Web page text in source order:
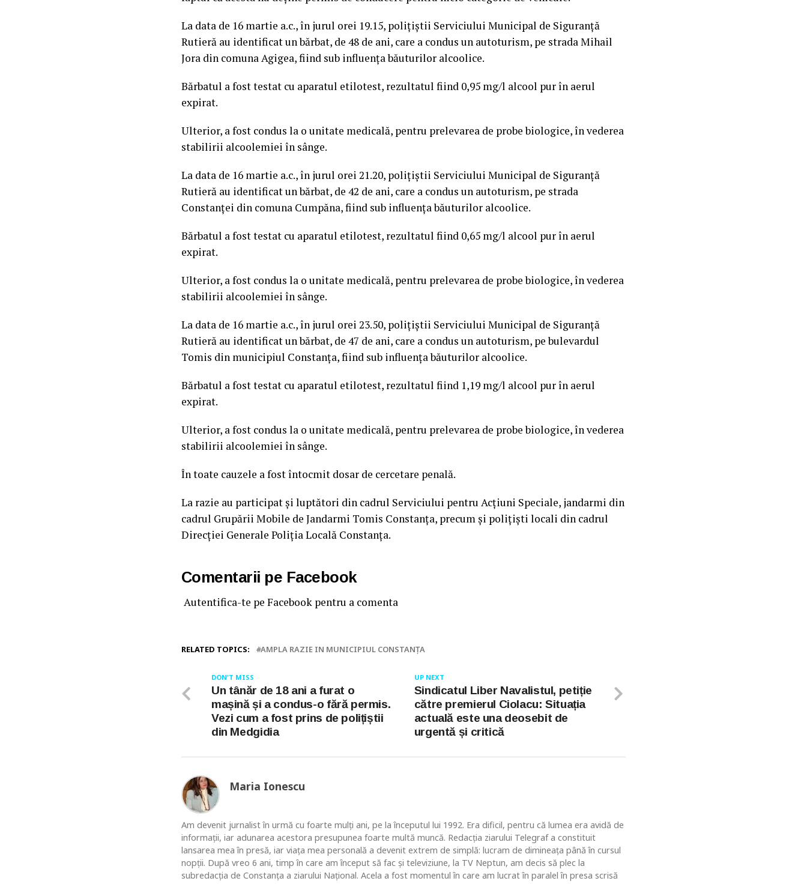
La data de 16 martie a.c., în jurul orei 19.15, polițiștii Serviciului Municipal de Siguranță
Rutieră au identificat un bărbat, de 48 de ani, care a condus un autoturism, pe strada Mihail
Jora din comuna Agigea, fiind sub influența băuturilor alcoolice.
Bărbatul a fost testat cu aparatul etilotest, rezultatul fiind 0,95 mg/l alcool pur în aerul
expirat.
Ulterior, a fost condus la o unitate medicală, pentru prelevarea de probe biologice, în vederea
stabilirii alcoolemiei în sânge.
La data de 16 martie a.c., în jurul orei 21.20, polițiștii Serviciului Municipal de Siguranță
Rutieră au identificat un bărbat, de 42 de ani, care a condus un autoturism, pe strada
Constanței din comuna Cumpăna, fiind sub influența băuturilor alcoolice.
Bărbatul a fost testat cu aparatul etilotest, rezultatul fiind 0,65 mg/l alcool pur în aerul
expirat.
Ulterior, a fost condus la o unitate medicală, pentru prelevarea de probe biologice, în vederea
stabilirii alcoolemiei în sânge.
La data de 16 martie a.c., în jurul orei 23.50, polițiștii Serviciului Municipal de Siguranță
Rutieră au identificat un bărbat, de 47 de ani, care a condus un autoturism, pe bulevardul
Tomis din municipiul Constanța, fiind sub influența băuturilor alcoolice.
Bărbatul a fost testat cu aparatul etilotest, rezultatul fiind 1,19 mg/l alcool pur în aerul
expirat.
Ulterior, a fost condus la o unitate medicală, pentru prelevarea de probe biologice, în vederea
stabilirii alcoolemiei în sânge.
În toate cauzele a fost întocmit dosar de cercetare penală.
La razie au participat și luptători din cadrul Serviciului pentru Acțiuni Speciale, jandarmi din
cadrul Grupării Mobile de Jandarmi Tomis Constanța, precum și polițiști locali din cadrul
Direcției Generale Poliția Locală Constanța.
Comentarii pe Facebook
Autentifica-te pe Facebook pentru a comenta
RELATED TOPICS: AMPLA RAZIE IN MUNICIPIUL CONSTANȚA
UP NEXT
Sindicatul Liber Navalistul, petiție
către premierul Ciolacu: Situația
actuală este una deosebit de
urgentă și critică
DON'T MISS
Un tânăr de 18 ani a furat o
mașină și a condus-o fără permis.
Vezi cum a fost prins de polițiștii
din Medgidia
Maria Ionescu
Am devenit jurnalist în urmă cu foarte mulţi ani, pe la începutul lui 1992. Era dificil, pentru că lumea era avidă de
informaţii, iar adunarea acestora presupunea foarte multă muncă. Redacţia ziarului Telegraf a constituit
lansarea mea în presă, iar viaţa mea personală a devenit extrem de simplă: lucram de dimineaţa până în cursul
nopţii. După vreo 6 ani, timp în care am început să fac şi televiziune, la TV Neptun, am decis să plec la
subredacţia de Constanţa a ziarului Naţional. Acela a fost momentul în care am lucrat în paralel în presa scrisă